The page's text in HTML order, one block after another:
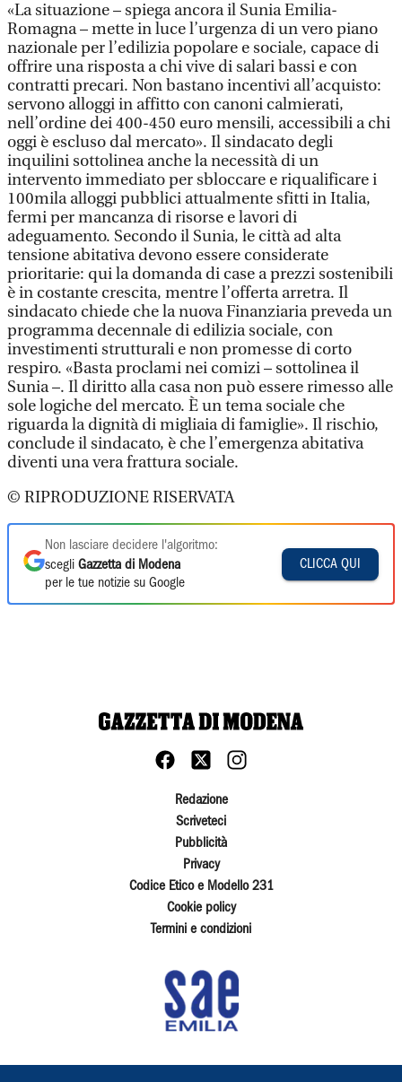
«La situazione – spiega ancora il Sunia Emilia-
Romagna – mette in luce l’urgenza di un vero piano
nazionale per l’edilizia popolare e sociale, capace di
offrire una risposta a chi vive di salari bassi e con
contratti precari. Non bastano incentivi all’acquisto:
servono alloggi in affitto con canoni calmierati,
nell’ordine dei 400-450 euro mensili, accessibili a chi
oggi è escluso dal mercato». Il sindacato degli
inquilini sottolinea anche la necessità di un
intervento immediato per sbloccare e riqualificare i
100mila alloggi pubblici attualmente sfitti in Italia,
fermi per mancanza di risorse e lavori di
adeguamento. Secondo il Sunia, le città ad alta
tensione abitativa devono essere considerate
prioritarie: qui la domanda di case a prezzi sostenibili
è in costante crescita, mentre l’offerta arretra. Il
sindacato chiede che la nuova Finanziaria preveda un
programma decennale di edilizia sociale, con
investimenti strutturali e non promesse di corto
respiro. «Basta proclami nei comizi – sottolinea il
Sunia –. Il diritto alla casa non può essere rimesso alle
sole logiche del mercato. È un tema sociale che
riguarda la dignità di migliaia di famiglie». Il rischio,
conclude il sindacato, è che l’emergenza abitativa
diventi una vera frattura sociale.
© RIPRODUZIONE RISERVATA
Non lasciare decidere l'algoritmo:
scegli Gazzetta di Modena
per le tue notizie su Google
CLICCA QUI
Redazione
Scriveteci
Pubblicità
Privacy
Codice Etico e Modello 231
Cookie policy
Termini e condizioni